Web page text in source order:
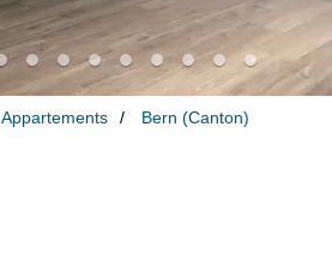
Appartements Bern (Canton)